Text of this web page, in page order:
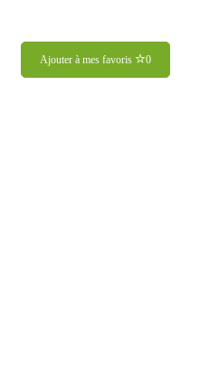
Ajouter à mes favoris 0